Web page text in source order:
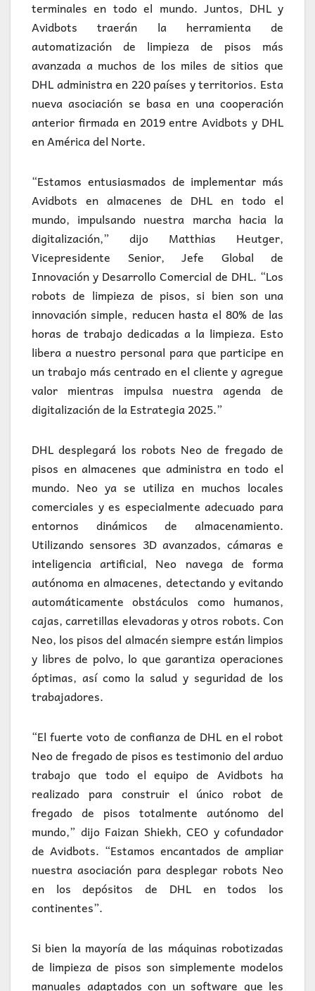
terminales en todo el mundo. Juntos, DHL y
Avidbots traerán la herramienta de
automatización de limpieza de pisos más
avanzada a muchos de los miles de sitios que
DHL administra en 220 países y territorios. Esta
nueva asociación se basa en una cooperación
anterior firmada en 2019 entre Avidbots y DHL
en América del Norte.
“Estamos entusiasmados de implementar más
Avidbots en almacenes de DHL en todo el
mundo, impulsando nuestra marcha hacia la
digitalización,” dijo Matthias Heutger,
Vicepresidente Senior, Jefe Global de
Innovación y Desarrollo Comercial de DHL. “Los
robots de limpieza de pisos, si bien son una
innovación simple, reducen hasta el 80% de las
horas de trabajo dedicadas a la limpieza. Esto
libera a nuestro personal para que participe en
un trabajo más centrado en el cliente y agregue
valor mientras impulsa nuestra agenda de
digitalización de la Estrategia 2025.”
DHL desplegará los robots Neo de fregado de
pisos en almacenes que administra en todo el
mundo. Neo ya se utiliza en muchos locales
comerciales y es especialmente adecuado para
entornos dinámicos de almacenamiento.
Utilizando sensores 3D avanzados, cámaras e
inteligencia artificial, Neo navega de forma
autónoma en almacenes, detectando y evitando
automáticamente obstáculos como humanos,
cajas, carretillas elevadoras y otros robots. Con
Neo, los pisos del almacén siempre están limpios
y libres de polvo, lo que garantiza operaciones
óptimas, así como la salud y seguridad de los
trabajadores.
“El fuerte voto de confianza de DHL en el robot
Neo de fregado de pisos es testimonio del arduo
trabajo que todo el equipo de Avidbots ha
realizado para construir el único robot de
fregado de pisos totalmente autónomo del
mundo,” dijo Faizan Shiekh, CEO y cofundador
de Avidbots. “Estamos encantados de ampliar
nuestra asociación para desplegar robots Neo
en los depósitos de DHL en todos los
continentes”.
Si bien la mayoría de las máquinas robotizadas
de limpieza de pisos son simplemente modelos
manuales adaptados con un software que les